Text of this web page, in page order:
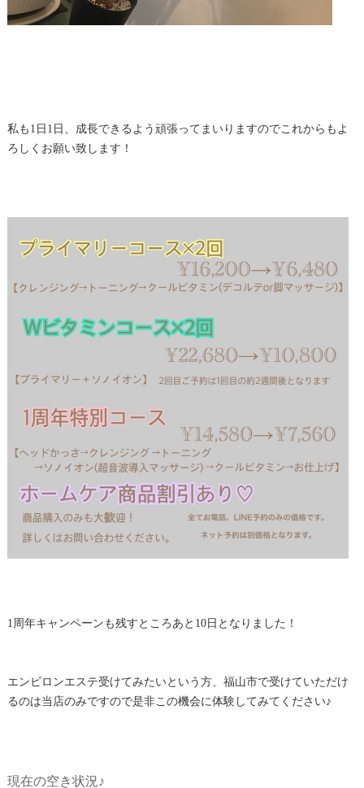
私も1日1日、成長できるよう頑張ってまいりますのでこれからもよ
ろしくお願い致します！
1周年キャンペーンも残すところあと10日となりました！
エンビロンエステ受けてみたいという方、福山市で受けていただけ
るのは当店のみですので是非この機会に体験してみてください♪
現在の空き状況♪